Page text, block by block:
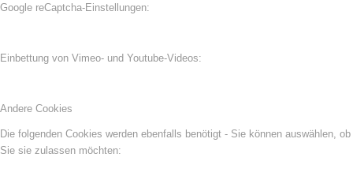
Google reCaptcha-Einstellungen:
Einbettung von Vimeo- und Youtube-Videos:
Andere Cookies
Die folgenden Cookies werden ebenfalls benötigt - Sie können auswählen, ob
Sie sie zulassen möchten: